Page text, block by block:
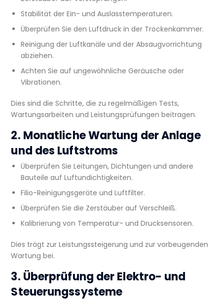
Stabilität der Ein- und Auslasstemperaturen.
Überprüfen Sie den Luftdruck in der Trockenkammer.
Reinigung der Luftkanäle und der Absaugvorrichtung
abziehen.
Achten Sie auf ungewöhnliche Geräusche oder
Vibrationen.
Dies sind die Schritte, die zu regelmäßigen Tests,
Wartungsarbeiten und Leistungsprüfungen beitragen.
2. Monatliche Wartung der Anlage
und des Luftstroms
Überprüfen Sie Leitungen, Dichtungen und andere
Bauteile auf Luftundichtigkeiten.
Filio-Reinigungsgeräte und Luftfilter.
Überprüfen Sie die Zerstäuber auf Verschleiß.
Kalibrierung von Temperatur- und Drucksensoren.
Dies trägt zur Leistungssteigerung und zur vorbeugenden
Wartung bei.
3. Überprüfung der Elektro- und
Steuerungssysteme